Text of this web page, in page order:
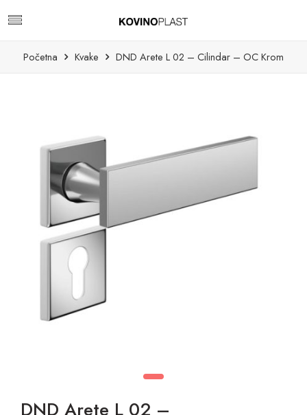
Početna Kvake DND Arete L 02 – Cilindar – OC Krom
DND Arete L 02 –